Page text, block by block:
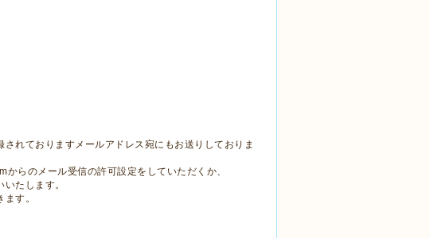
れておりますメールアドレス宛にもお送りしておりま
らのメール受信の許可設定をしていただくか、
たします。
す。